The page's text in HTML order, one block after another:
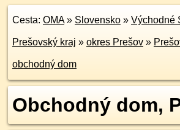
Cesta: OMA» Slovensko » Východné
Prešovský kraj » okres Prešov »
obchodný dom
Obchodný dom,